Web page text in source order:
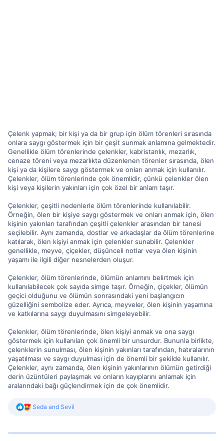
Çelenk yapmak; bir kişi ya da bir grup için ölüm törenleri sırasında
onlara saygı göstermek için bir çeşit sunmak anlamına gelmektedir.
Genellikle ölüm törenlerinde çelenkler, kabristanlık, mezarlık,
cenaze töreni veya mezarlıkta düzenlenen törenler sırasında, ölen
kişi ya da kişilere saygı göstermek ve onları anmak için kullanılır.
Çelenkler, ölüm törenlerinde çok önemlidir, çünkü çelenkler ölen
kişi veya kişilerin yakınları için çok özel bir anlam taşır.
Çelenkler, çeşitli nedenlerle ölüm törenlerinde kullanılabilir.
Örneğin, ölen bir kişiye saygı göstermek ve onları anmak için, ölen
kişinin yakınları tarafından çeşitli çelenkler arasından bir tanesi
seçilebilir. Aynı zamanda, dostlar ve arkadaşlar da ölüm törenlerine
katılarak, ölen kişiyi anmak için çelenkler sunabilir. Çelenkler
genellikle, meyve, çiçekler, düşünceli notlar veya ölen kişinin
yaşamı ile ilgili diğer nesnelerden oluşur.
Çelenkler, ölüm törenlerinde, ölümün anlamını belirtmek için
kullanılabilecek çok sayıda simge taşır. Örneğin, çiçekler, ölümün
geçici olduğunu ve ölümün sonrasındaki yeni başlangıcın
güzelliğini sembolize eder. Ayrıca, meyveler, ölen kişinin yaşamına
ve katkılarına saygı duyulmasını simgeleyebilir.
Çelenkler, ölüm törenlerinde, ölen kişiyi anmak ve ona saygı
göstermek için kullanılan çok önemli bir unsurdur. Bununla birlikte,
çelenklerin sunulması, ölen kişinin yakınları tarafından, hatıralarının
yaşatılması ve saygı duyulması için de önemli bir şekilde kullanılır.
Çelenkler, aynı zamanda, ölen kişinin yakınlarının ölümün getirdiği
derin üzüntüleri paylaşmak ve onların kayıplarını anlamak için
aralarındaki bağı güçlendirmek için de çok önemlidir.
R
Seda and Sevil